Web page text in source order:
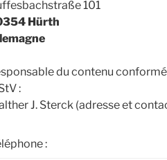
101
Hürth
du contenu
:
J. Sterck (adresse et
: